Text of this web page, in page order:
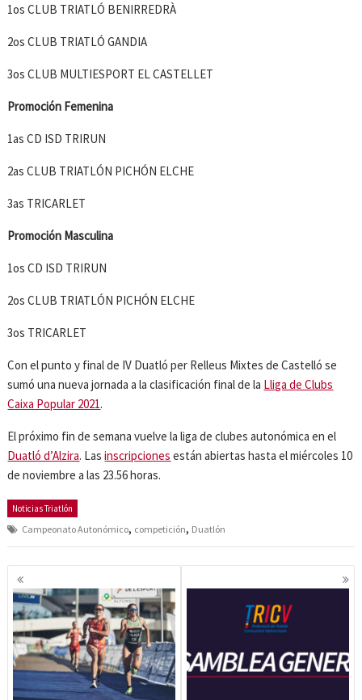
1os CLUB TRIATLÓ BENIRREDRÀ
2os CLUB TRIATLÓ GANDIA
3os CLUB MULTIESPORT EL CASTELLET
Promoción Femenina
1as CD ISD TRIRUN
2as CLUB TRIATLÓN PICHÓN ELCHE
3as TRICARLET
Promoción Masculina
1os CD ISD TRIRUN
2os CLUB TRIATLÓN PICHÓN ELCHE
3os TRICARLET
Con el punto y final de IV Duatló per Relleus Mixtes de Castelló se
sumó una nueva jornada a la clasificación final de la Lliga de Clubs
Caixa Popular 2021.
El próximo fin de semana vuelve la liga de clubes autonómica en el
Duatló d’Alzira. Lasinscripciones están abiertas hasta el miércoles 10
de noviembre a las 23.56 horas.
Noticias Triatlón
Campeonato Autonómico, competición, Duatlón
Navegación
de
entradas